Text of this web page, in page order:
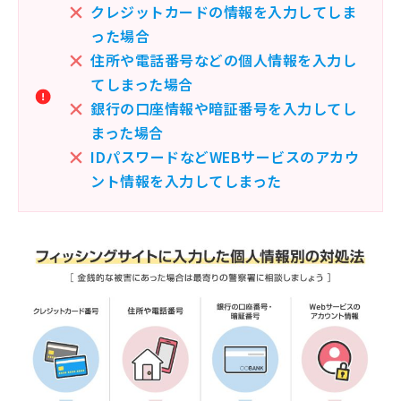
クレジットカードの情報を入力してしま
った場合
住所や電話番号などの個人情報を入力し
てしまった場合
銀行の口座情報や暗証番号を入力してし
まった場合
IDパスワードなどWEBサービスのアカウ
ント情報を入力してしまった